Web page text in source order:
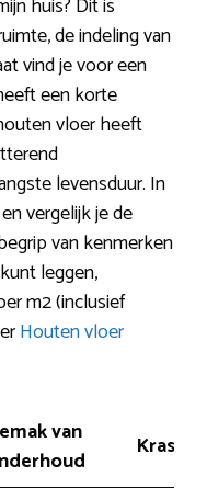
de indeling van
vind je voor een
een korte
vloer heeft
levensduur. In
vergelijk je de
van kenmerken
leggen,
m2 (inclusief
Houten vloer
van